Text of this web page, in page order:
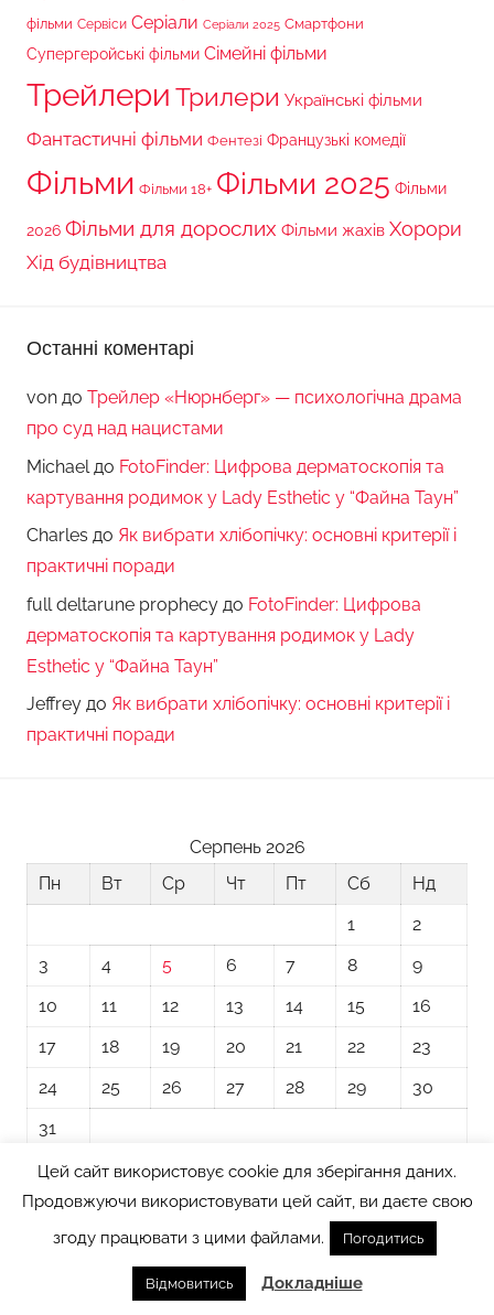
фільми Сервіси Серіали Серіали 2025 Смартфони
Супергеройські фільми Сімейні фільми
Трейлери Трилери Українські фільми
Фантастичні фільми Фентезі Французькі комедії
Фільми Фільми 18+ Фільми 2025 Фільми
2026 Фільми для дорослих Фільми жахів Хорори
Хід будівництва
Останні коментарі
von до Трейлер «Нюрнберг» — психологічна драма
про суд над нацистами
Michael до FotoFinder: Цифрова дерматоскопія та
картування родимок у Lady Esthetic у “Файна Таун”
Charles до Як вибрати хлібопічку: основні критерії і
практичні поради
full deltarune prophecy до FotoFinder: Цифрова
дерматоскопія та картування родимок у Lady
Esthetic у “Файна Таун”
Jeffrey до Як вибрати хлібопічку: основні критерії і
практичні поради
Серпень 2026
Пн
Вт Ср Чт Пт Сб
Нд
1
2
3
4 5 6 7 8
9
10
11 12 13 14 15
16
17
18 19 20 21 22
23
24
25 26 27 28 29
30
31
« Лип
Тема WordPress: Donovan від ThemeZee.
Цей сайт використовує cookie для зберігання даних.
Продовжуючи використовувати цей сайт, ви даєте свою
згоду працювати з цими файлами.
Погодитись
Відмовитись Докладніше